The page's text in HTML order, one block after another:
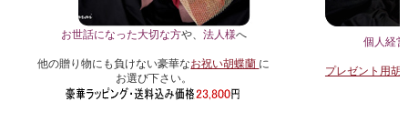
お世話になった大切な方や、 法人様へ
他の贈り物にも負けない豪華なお祝い胡蝶蘭 に
お選び下さい。
個人経
プレゼント用胡